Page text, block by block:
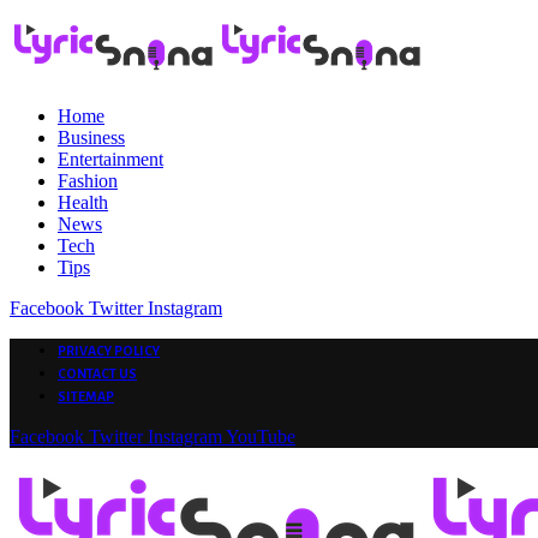
Home
Business
Entertainment
Fashion
Health
News
Tech
Tips
Facebook Twitter Instagram
PRIVACY POLICY
CONTACT US
SITEMAP
Facebook Twitter InstagramYouTube